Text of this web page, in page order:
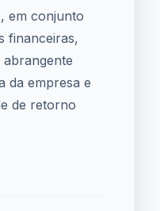
em conjunto
financeiras,
da empresa e
de retorno